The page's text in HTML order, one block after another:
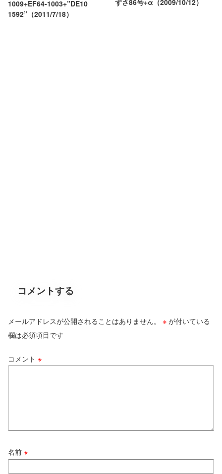
1009+EF64-1003+”DE10
1592”（2011/7/18）
ずさ86号+α（2009/10/12）
コメントする
メールアドレスが公開されることはありません。 ※が付いている
欄は必須項目です
コメント ※
名前※